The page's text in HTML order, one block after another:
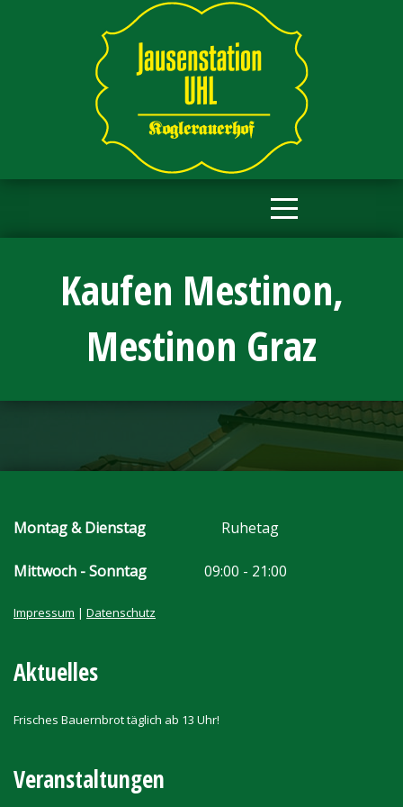
Kaufen Mestinon,
Mestinon Graz
Montag & Dienstag Ruhetag
Mittwoch - Sonntag 09:00 - 21:00
Impressum | Datenschutz
Aktuelles
Frisches Bauernbrot täglich ab 13 Uhr!
Veranstaltungen